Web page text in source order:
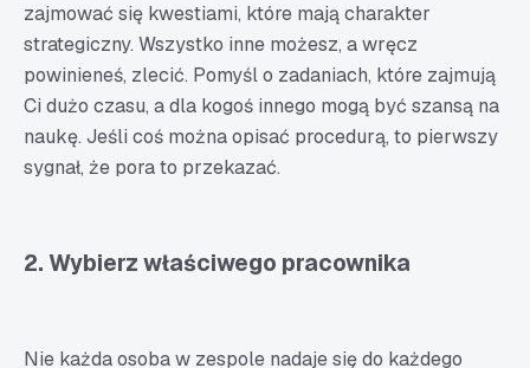
zajmować się kwestiami, które mają charakter
strategiczny. Wszystko inne możesz, a wręcz
powinieneś, zlecić. Pomyśl o zadaniach, które zajmują
Ci dużo czasu, a dla kogoś innego mogą być szansą na
naukę. Jeśli coś można opisać procedurą, to pierwszy
sygnał, że pora to przekazać.
2. Wybierz właściwego pracownika
Nie każda osoba w zespole nadaje się do każdego